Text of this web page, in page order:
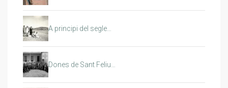
A principi del segle…
Dones de Sant Feliu…